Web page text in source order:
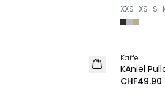
XXS XS S
NEU
Kaffe
KAniel
CHF49.90